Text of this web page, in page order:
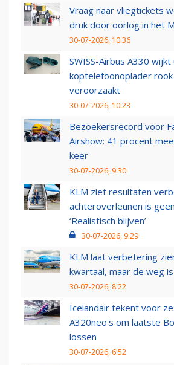
Vraag naar vliegtickets
druk door oorlog in het
30-07-2026, 10:36
SWISS-Airbus A330
koptelefoonoplader rook
veroorzaakt
30-07-2026, 10:23
Bezoekersrecord voor
Airshow: 41 procent
keer
30-07-2026, 9:30
KLM ziet resultaten
achteroverleunen is
‘Realistisch blijven’
30-07-2026, 9:29
KLM laat verbetering
kwartaal, maar de weg
30-07-2026, 8:22
Icelandair tekent voor
A320neo's om laatste
lossen
30-07-2026, 6:52